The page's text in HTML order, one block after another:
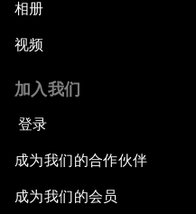
相册
视频
加入我们
登录
成为我们的合作伙伴
成为我们的会员